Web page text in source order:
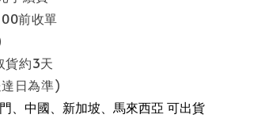
前收單
約3天
為準)
、中國、新加坡、馬來西亞 可出貨